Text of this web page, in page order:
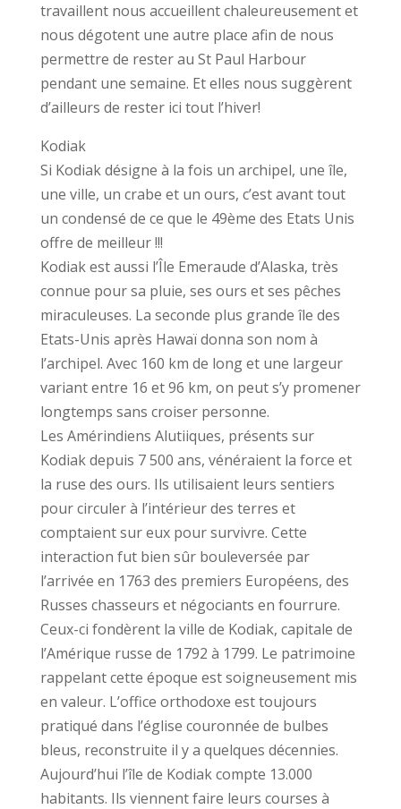
travaillent nous accueillent chaleureusement et
nous dégotent une autre place afin de nous
permettre de rester au St Paul Harbour
pendant une semaine. Et elles nous suggèrent
d’ailleurs de rester ici tout l’hiver!
Kodiak
Si Kodiak désigne à la fois un archipel, une île,
une ville, un crabe et un ours, c’est avant tout
un condensé de ce que le 49ème des Etats Unis
offre de meilleur !!!
Kodiak est aussi l’Île Emeraude d’Alaska, très
connue pour sa pluie, ses ours et ses pêches
miraculeuses. La seconde plus grande île des
Etats-Unis après Hawaï donna son nom à
l’archipel. Avec 160 km de long et une largeur
variant entre 16 et 96 km, on peut s’y promener
longtemps sans croiser personne.
Les Amérindiens Alutiiques, présents sur
Kodiak depuis 7 500 ans, vénéraient la force et
la ruse des ours. Ils utilisaient leurs sentiers
pour circuler à l’intérieur des terres et
comptaient sur eux pour survivre. Cette
interaction fut bien sûr bouleversée par
l’arrivée en 1763 des premiers Européens, des
Russes chasseurs et négociants en fourrure.
Ceux-ci fondèrent la ville de Kodiak, capitale de
l’Amérique russe de 1792 à 1799. Le patrimoine
rappelant cette époque est soigneusement mis
en valeur. L’office orthodoxe est toujours
pratiqué dans l’église couronnée de bulbes
bleus, reconstruite il y a quelques décennies.
Aujourd’hui l’île de Kodiak compte 13.000
habitants. Ils viennent faire leurs courses à